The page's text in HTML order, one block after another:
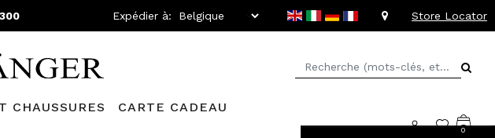
Expédier à: Store Locator
CHAUSSURES
CARTE CADEAU
0